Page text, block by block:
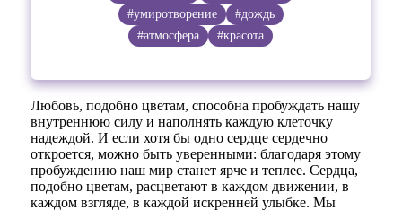
#умиротворение
#дождь
#атмосфера
#красота
Любовь, подобно цветам, способна пробуждать нашу
внутреннюю силу и наполнять каждую клеточку
надеждой. И если хотя бы одно сердце сердечно
откроется, можно быть уверенными: благодаря этому
пробуждению наш мир станет ярче и теплее. Сердца,
подобно цветам, расцветают в каждом движении, в
каждом взгляде, в каждой искренней улыбке. Мы